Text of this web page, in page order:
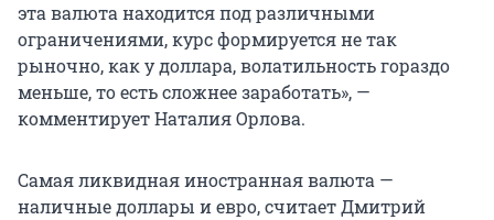
эта валюта находится под различными
ограничениями, курс формируется не так
рыночно, как у доллара, волатильность гораздо
меньше, то есть сложнее заработать», —
комментирует Наталия Орлова.
Самая ликвидная иностранная валюта —
наличные доллары и евро, считает Дмитрий